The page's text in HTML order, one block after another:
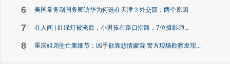
6 美国常务副国务卿访华为何选在天津？外交部：两个原因
7 在人间 | 红绿灯被淹后，小男孩在路口指路，7位摄影师...
8 重庆姐弟坠亡案细节：凶手欲靠悲情蒙混 警方现场勘察发现...